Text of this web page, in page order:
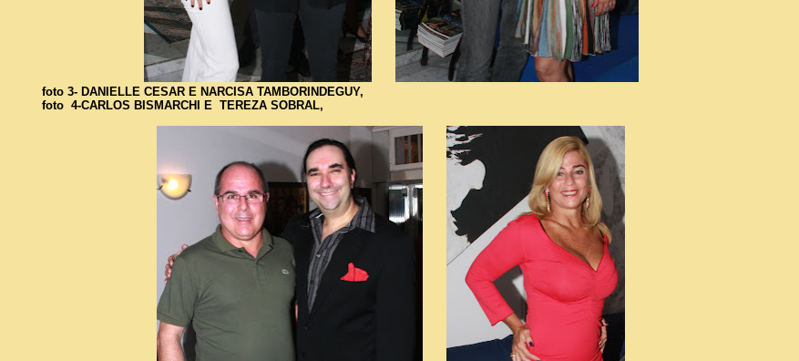
foto 3- DANIELLE CESAR E NARCISA TAMBORINDEGUY,
foto 4-CARLOS BISMARCHI E TEREZA SOBRAL,